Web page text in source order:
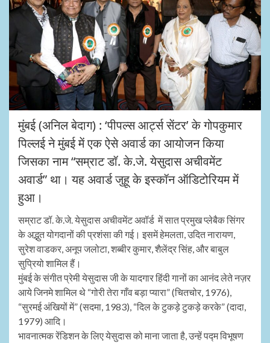
मुंबई (अनिल बेदाग) : ‘पीपल्स आर्ट्स सेंटर’ के गोपकुमार
पिल्लई ने मुंबई में एक ऐसे अवार्ड का आयोजन किया
जिसका नाम “सम्राट डॉ. के.जे. येसुदास अचीवमेंट
अवार्ड” था। यह अवार्ड जुहू के इस्कॉन ऑडिटोरियम में
हुआ।
सम्राट डॉ. के.जे. येसुदास अचीवमेंट अवॉर्ड में सात प्रमुख प्लेबैक सिंगर
के अद्भुत योगदानों की प्रशंसा की गई। इसमें हेमलता, उदित नारायण,
सुरेश वाडकर, अनूप जलोटा, शब्बीर कुमार, शैलेंद्र सिंह, और बाबुल
सुप्रियो शामिल हैं।
मुंबई के संगीत प्रेमी येसुदास जी के यादगार हिंदी गानों का आनंद लेते नज़र
आये जिनमे शामिल थे “गोरी तेरा गाँव बड़ा प्यारा” (चितचोर, 1976),
“सुरमई अंखियों में” (सदमा, 1983), “दिल के टुकड़े टुकड़े करके” (दादा,
1979) आदि।
भावनात्मक रेंडिशन के लिए येसुदास को माना जाता है, उन्हें पद्म विभूषण